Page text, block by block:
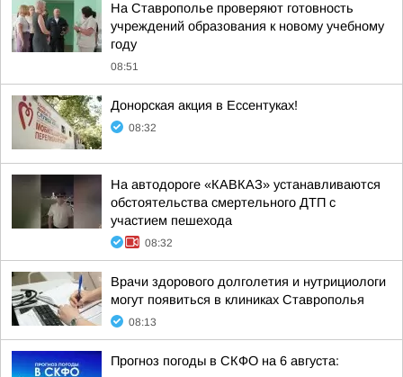
На Ставрополье проверяют готовность
учреждений образования к новому учебному
году
08:51
Донорская акция в Ессентуках!
08:32
На автодороге «КАВКАЗ» устанавливаются
обстоятельства смертельного ДТП с
участием пешехода
08:32
Врачи здорового долголетия и нутрициологи
могут появиться в клиниках Ставрополья
08:13
Прогноз погоды в СКФО на 6 августа: